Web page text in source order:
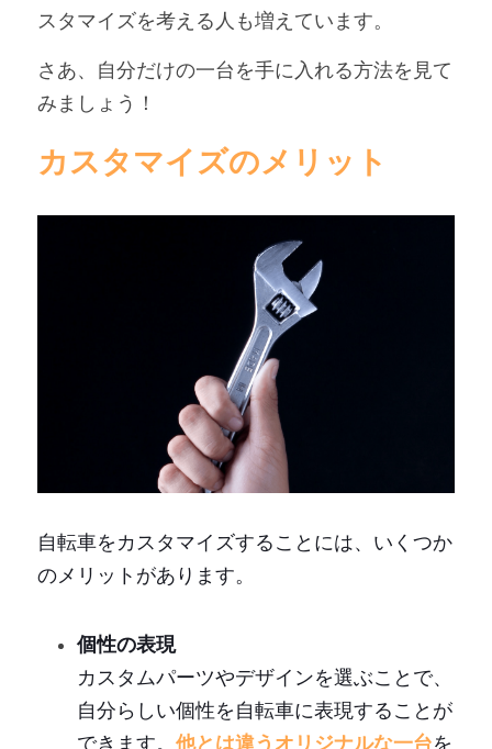
スタマイズを考える人も増えています。
さあ、自分だけの一台を手に入れる方法を見て
みましょう！
カスタマイズのメリット
自転車をカスタマイズすることには、いくつか
のメリットがあります。
個性の表現
カスタムパーツやデザインを選ぶことで、
自分らしい個性を自転車に表現することが
できます。 他とは違うオリジナルな一台を